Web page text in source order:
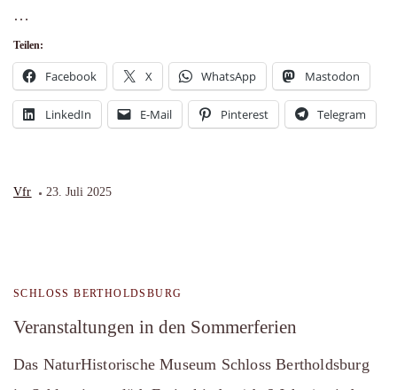
…
Teilen:
Facebook X WhatsApp Mastodon
LinkedIn E-Mail Pinterest Telegram
Vfr 23. Juli 2025
SCHLOSS BERTHOLDSBURG
Veranstaltungen in den Sommerferien
Das NaturHistorische Museum Schloss Bertholdsburg